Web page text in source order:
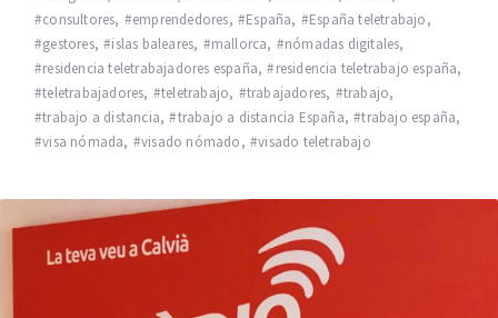
consultores, emprendedores, España, España teletrabajo,
gestores, islas baleares, mallorca, nómadas digitales,
residencia teletrabajadores españa, residencia teletrabajo españa,
teletrabajadores, teletrabajo, trabajadores, trabajo,
trabajo a distancia, trabajo a distancia España, trabajo españa,
visa nómada, visado nómado, visado teletrabajo